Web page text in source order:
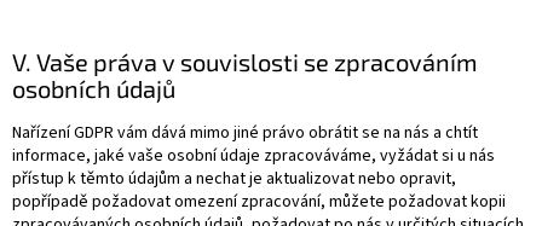
V. Vaše práva v souvislosti se zpracováním
osobních údajů
Nařízení GDPR vám dává mimo jiné právo obrátit se na nás a chtít
informace, jaké vaše osobní údaje zpracováváme, vyžádat si u nás
přístup k těmto údajům a nechat je aktualizovat nebo opravit,
popřípadě požadovat omezení zpracování, můžete požadovat kopii